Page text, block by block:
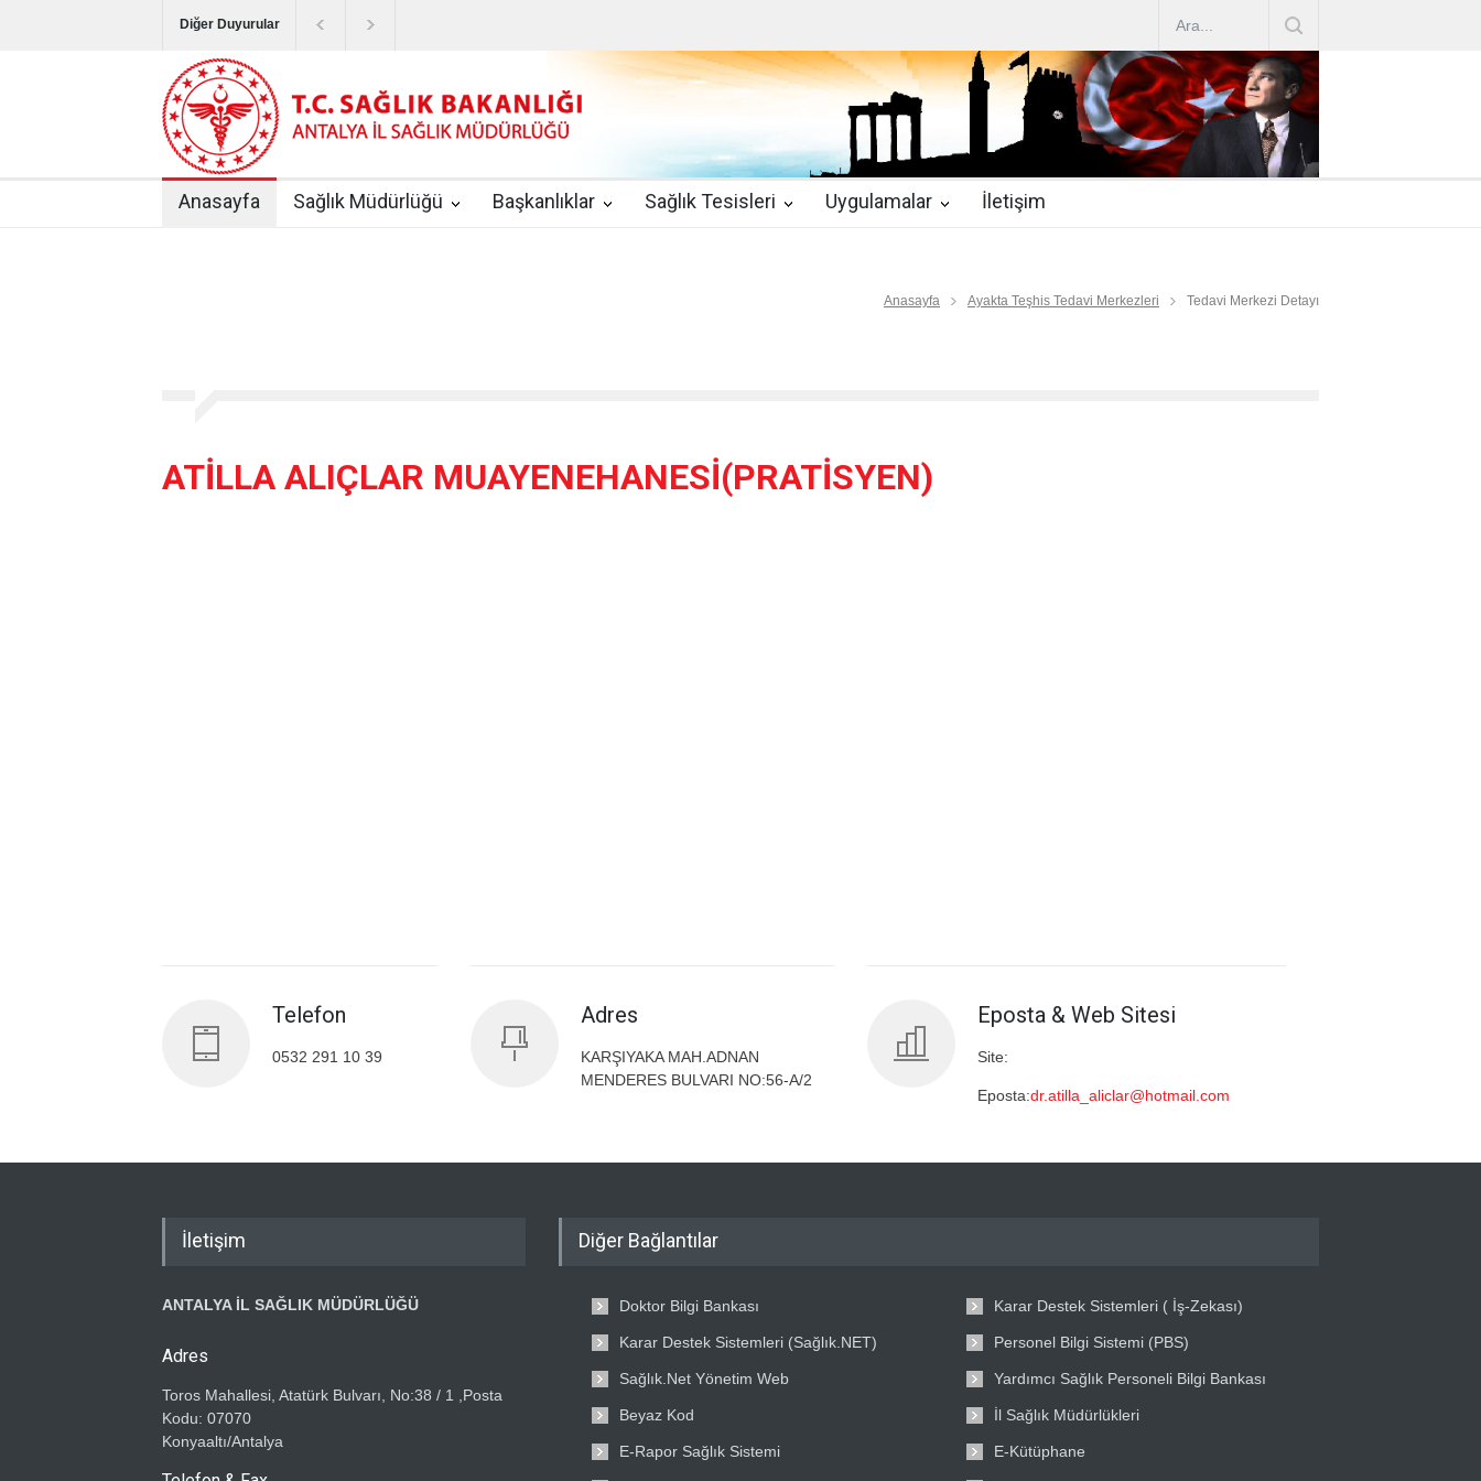
Diğer Duyurular
Bayram Tatilinde Sağlık Hizmetlerinin Sunumu 2019 YILI TEMMUZ AYI DİYALİZ MERKEZLERİ CİHAZ ARTIRIMLARI|2019-07-31
Terapötik Aferez Merkezleri ve Üniteleri Hakkında Yönetmelik Teletıp ve Teleradyoloji Birimi Genelgesi 2019/16 | 2019-07-31
Yoğun Bakım Servislerinde Hasta Ziyareti Uygulamaları Uzman Hekimlerin Pratisyen Hekim Kadrosunda Çalıştırma Talep|2019-06-26
Anasayfa Sağlık Müdürlüğü Başkanlıklar Sağlık Tesisleri Uygulamalar İletişim
Anasayfa Ayakta Teşhis Tedavi Merkezleri Tedavi Merkezi Detayı
ATİLLA ALIÇLAR MUAYENEHANESİ(PRATİSYEN)
Telefon
0532 291 10 39
Adres
KARŞIYAKA MAH.ADNAN
MENDERES BULVARI NO:56-A/2
Eposta & Web Sitesi
Site:
Eposta:dr.atilla_aliclar@hotmail.com
İletişim
ANTALYA İL SAĞLIK MÜDÜRLÜĞÜ
Adres
Toros Mahallesi, Atatürk Bulvarı, No:38 / 1 ,Posta
Kodu: 07070
Konyaaltı/Antalya
Diğer Bağlantılar
Doktor Bilgi Bankası
Karar Destek Sistemleri (Sağlık.NET)
Sağlık.Net Yönetim Web
Beyaz Kod
E-Rapor Sağlık Sistemi
Karar Destek Sistemleri ( İş-Zekası)
Personel Bilgi Sistemi (PBS)
Yardımcı Sağlık Personeli Bilgi Bankası
İl Sağlık Müdürlükleri
E-Kütüphane